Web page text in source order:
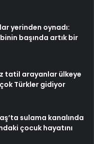
yerinden oynadı:
başında artık bir
tatil arayanlar ülkeye
çok Türkler gidiyor
sulama kanalında
çocuk hayatını